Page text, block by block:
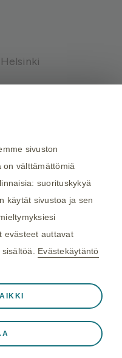
perustuvat
Matkailijan
Kustannus Oy
kahdesti
210005
sivuston
on välttämättömiä
suorituskykyä
käytät sivustoa ja sen
evästeet auttavat
Evästekäytäntö
evästeet ❮
vierailun
hallintaan